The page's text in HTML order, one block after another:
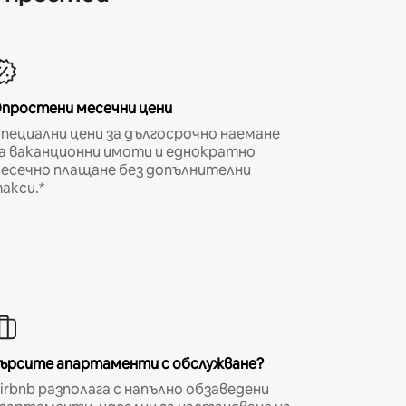
месечни цени
цени за дългосрочно наемане
ваканционни имоти и еднократно
плащане без допълнителни
апартаменти с обслужване?
разполага с напълно обзаведени